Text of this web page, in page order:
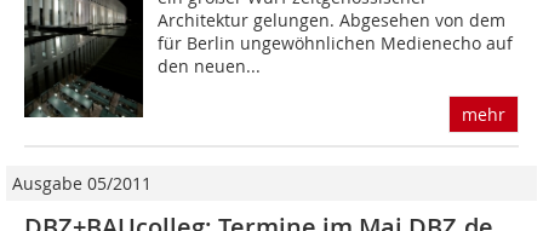
Architektur gelungen. Abgesehen von dem
für Berlin ungewöhnlichen Medienecho auf
den neuen...
mehr
Ausgabe 05/2011